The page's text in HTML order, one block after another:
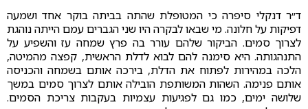
ד״ר דנקלי סיפרה כי המטופלת שהתה בביתה בוקר אחד ושמעה
דפיקות על חלונה. מי שבאו לבקרה היו שני הגברים עמם הייתה נוהגת
לצרוך סמים. הביקור שלהם עורר בה פרץ שמחה עז והשפיע על
התנהגותה. היא סימנה להם לבוא לדלת הראשית, קפצה מהמיטה,
הלכה במהירות לפתוח את הדלת, בירכה אותם בשמחה והכניסה
אותם פנימה. השהות המשותפת הובילה אותם לצרוך סמים במשך
שלושה ימים, כמו גם לפגיעות עצמיות בעקבות צריכת הסמים.